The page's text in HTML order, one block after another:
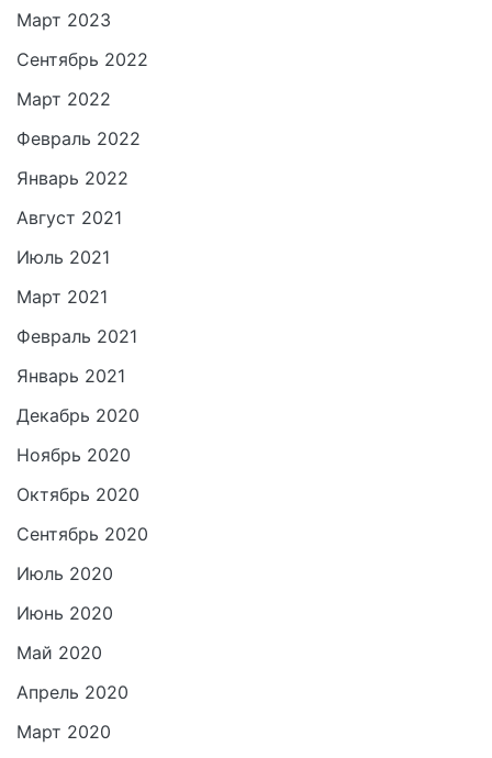
Март 2023
Сентябрь 2022
Март 2022
Февраль 2022
Январь 2022
Август 2021
Июль 2021
Март 2021
Февраль 2021
Январь 2021
Декабрь 2020
Ноябрь 2020
Октябрь 2020
Сентябрь 2020
Июль 2020
Июнь 2020
Май 2020
Апрель 2020
Март 2020